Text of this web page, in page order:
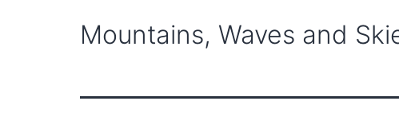
Mountains, Waves and